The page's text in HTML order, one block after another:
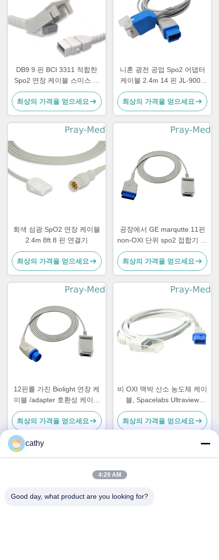
DB9 9 핀 BCI 3311 적합한
Spo2 연장 케이블 스미스 메
디컬
최상의 가격을 얻으세요
니혼 광전 공업 Spo2 어댑터
케이블 2.4m 14 핀 JL-900P
열 가소성 폴리우레탄 수지 재
킷
최상의 가격을 얻으세요
회색 섬광 SpO2 연장 케이블
2.4m 8ft 8 핀 연결기
최상의 가격을 얻으세요
공장에서 GE marqutte 11핀
non-OXI 단위 spo2 접합기 케
이블/연장 케이블은 제공합니
다
최상의 가격을 얻으세요
12핀를 가진 Biolight 연장 케
이블 /adapter 호환성 케이블
M9500/M9000/M7000/M8000
최상의 가격을 얻으세요
비 OXI 맥박 산소 농도체 케이
블, Spacelabs Ultraview
Spo2 감지기 케이블
최상의 가격을 얻으세요
주소
cathy
4:29 AM
Good day, what product are you looking for?